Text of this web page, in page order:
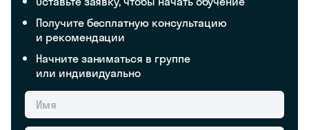
Получите бесплатную консультацию
и рекомендации
Начните заниматься в группе
или индивидуально